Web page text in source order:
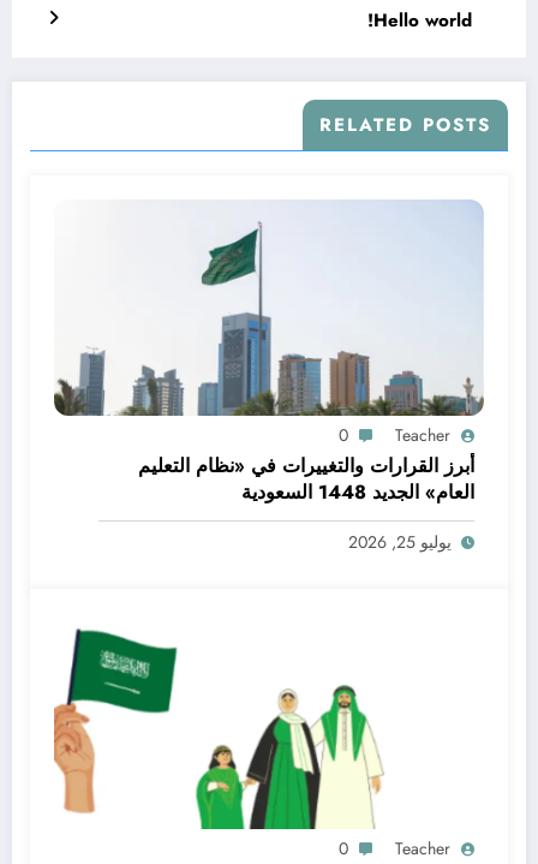
Hello world!
RELATED POSTS
Teacher
0
أبرز القرارات والتغييرات في «نظام التعليم
العام» الجديد 1448 السعودية
يوليو 25, 2026
Teacher
0